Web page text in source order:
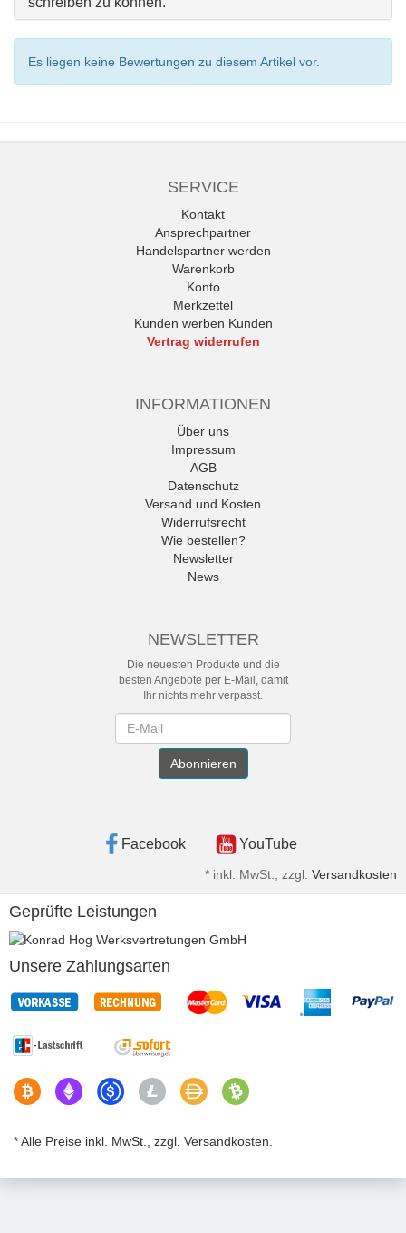
Es liegen keine Bewertungen zu diesem Artikel vor.
SERVICE
Kontakt
Ansprechpartner
Handelspartner werden
Warenkorb
Konto
Merkzettel
Kunden werben Kunden
Vertrag widerrufen
INFORMATIONEN
Über uns
Impressum
AGB
Datenschutz
Versand und Kosten
Widerrufsrecht
Wie bestellen?
Newsletter
News
NEWSLETTER
Die neuesten Produkte und die
besten Angebote per E-Mail, damit
Ihr nichts mehr verpasst.
Abonnieren
Facebook YouTube
* inkl. MwSt., zzgl. Versandkosten
Geprüfte Leistungen
Unsere Zahlungsarten
* Alle Preise inkl. MwSt., zzgl. Versandkosten.